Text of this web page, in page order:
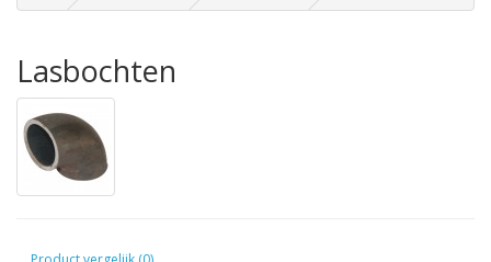
Lasbochten